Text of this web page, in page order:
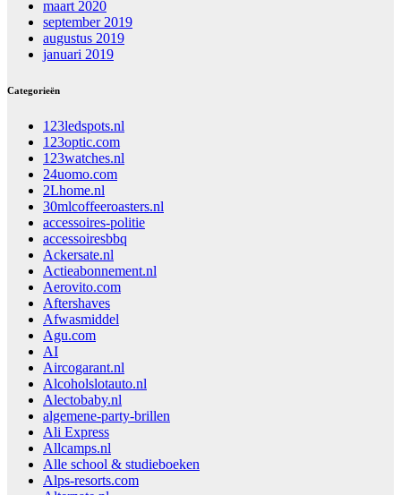
maart 2020
september 2019
augustus 2019
januari 2019
Categorieën
123ledspots.nl
123optic.com
123watches.nl
24uomo.com
2Lhome.nl
30mlcoffeeroasters.nl
accessoires-politie
accessoiresbbq
Ackersate.nl
Actieabonnement.nl
Aerovito.com
Aftershaves
Afwasmiddel
Agu.com
AI
Aircogarant.nl
Alcoholslotauto.nl
Alectobaby.nl
algemene-party-brillen
Ali Express
Allcamps.nl
Alle school & studieboeken
Alps-resorts.com